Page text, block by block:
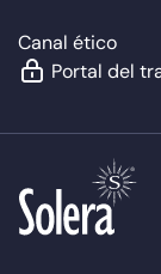
Canal ético
Portal del